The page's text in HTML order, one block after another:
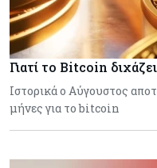
Γιατί το Bitcoin
Ιστορικά ο Αύγουστος
μήνες για το bitcoin